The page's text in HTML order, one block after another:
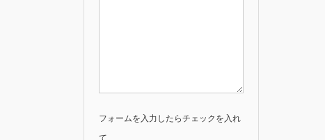
フォームを入力したらチェックを入れ
て